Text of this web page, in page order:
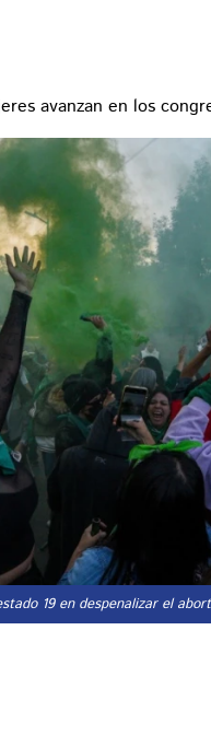
avanzan en los
19 en despenalizar el